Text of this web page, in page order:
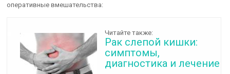
оперативные вмешательства:
Читайте также:
Рак слепой кишки:
симптомы,
диагностика и лечение